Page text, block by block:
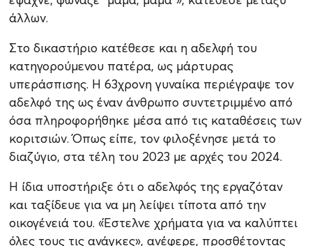
άλλων.
Στο δικαστήριο κατέθεσε και η αδελφή του
κατηγορούμενου πατέρα, ως μάρτυρας
υπεράσπισης. Η 63χρονη γυναίκα περιέγραψε τον
αδελφό της ως έναν άνθρωπο συντετριμμένο από
όσα πληροφορήθηκε μέσα από τις καταθέσεις των
κοριτσιών. Όπως είπε, τον φιλοξένησε μετά το
διαζύγιο, στα τέλη του 2023 με αρχές του 2024.
Η ίδια υποστήριξε ότι ο αδελφός της εργαζόταν
και ταξίδευε για να μη λείψει τίποτα από την
οικογένειά του. «Έστελνε χρήματα για να καλύπτει
όλες τους τις ανάγκες», ανέφερε, προσθέτοντας